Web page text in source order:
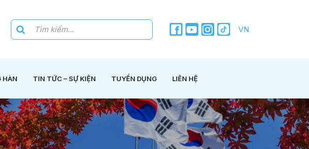
VN
HÀN TIN TỨC – SỰ KIỆN TUYỂN DỤNG LIÊN HỆ